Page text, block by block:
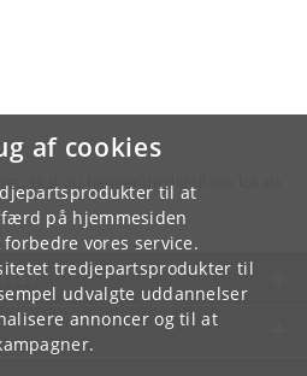
af cookies
til at
på hjemmesiden
vores service.
tredjepartsprodukter til
udvalgte uddannelser
annoncer og til at
skal du henvende dig til din lokale